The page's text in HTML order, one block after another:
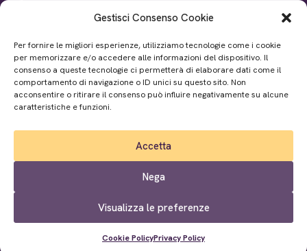
Gestisci Consenso Cookie
Per fornire le migliori esperienze, utilizziamo tecnologie come i cookie
per memorizzare e/o accedere alle informazioni del dispositivo. Il
consenso a queste tecnologie ci permetterà di elaborare dati come il
comportamento di navigazione o ID unici su questo sito. Non
acconsentire o ritirare il consenso può influire negativamente su alcune
caratteristiche e funzioni.
Accetta
Nega
Visualizza le preferenze
Cookie PolicyPrivacy Policy
Mail: info@www.keynesia.it
P.iva: IT02872370990
P.iva: IT05678640870
Hai domande? Contattaci